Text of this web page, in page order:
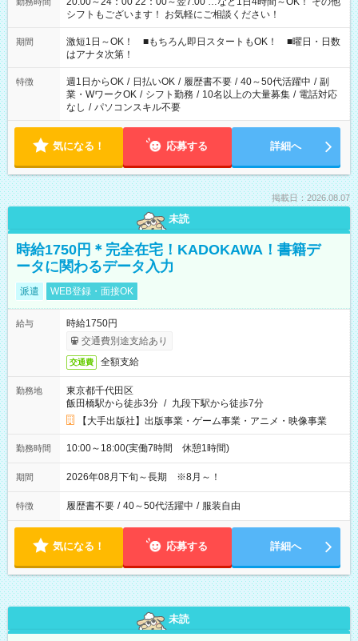
シフトもございます！ お気軽にご相談ください！
期間
激短1日～OK！ ■もちろん即日スタートもOK！ ■曜日・日数
はアナタ次第！
特徴 週1日からOK / 日払いOK / 履歴書不要 / 40～50代活躍中 / 副
業・WワークOK / シフト勤務 / 10名以上の大量募集 / 電話対応
なし / パソコンスキル不要
気になる！ 応募する 詳細へ
掲載日：2026.08.07
未読
時給1750円＊完全在宅！KADOKAWA！書籍デ
ータに関わるデータ入力
派遣 WEB登録・面接OK
給与
時給1750円
交通費別途支給あり
交通費 全額支給
勤務地
東京都千代田区
飯田橋駅から徒歩3分 / 九段下駅から徒歩7分
【大手出版社】出版事業・ゲーム事業・アニメ・映像事業
勤務時間 10:00～18:00(実働7時間 休憩1時間)
期間 2026年08月下旬～長期 ※8月～！
特徴 履歴書不要 / 40～50代活躍中 / 服装自由
気になる！ 応募する 詳細へ
未読